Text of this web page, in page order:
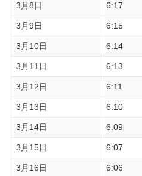
3月8日 6:17
3月9日 6:15
3月10日 6:14
3月11日 6:13
3月12日 6:11
3月13日 6:10
3月14日 6:09
3月15日 6:07
3月16日 6:06